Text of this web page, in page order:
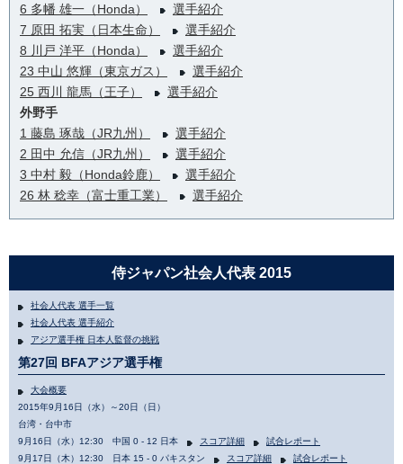
6 多幡 雄一（Honda）
選手紹介
7 原田 拓実（日本生命）
選手紹介
8 川戸 洋平（Honda）
選手紹介
23 中山 悠輝（東京ガス）
選手紹介
25 西川 龍馬（王子）
選手紹介
外野手
1 藤島 琢哉（JR九州）
選手紹介
2 田中 允信（JR九州）
選手紹介
3 中村 毅（Honda鈴鹿）
選手紹介
26 林 稔幸（富士重工業）
選手紹介
侍ジャパン社会人代表 2015
社会人代表 選手一覧
社会人代表 選手紹介
アジア選手権 日本人監督の挑戦
第27回 BFAアジア選手権
大会概要
2015年9月16日（水）～20日（日）
台湾・台中市
9月16日（水）12:30 中国 0 - 12 日本
スコア詳細
試合レポート
9月17日（木）12:30 日本 15 - 0 パキスタン
スコア詳細
試合レポート